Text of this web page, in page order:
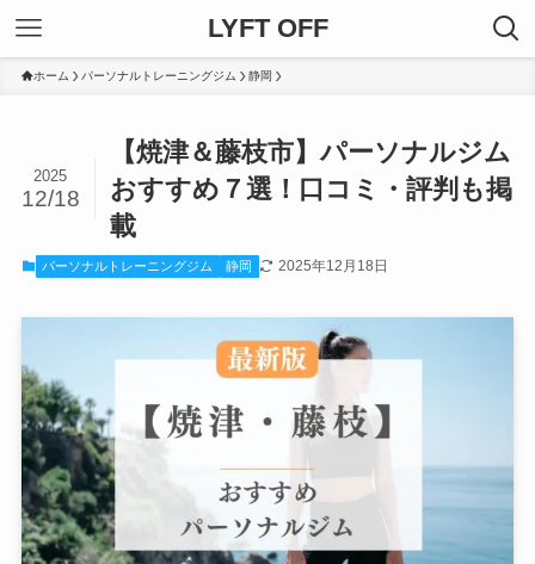
LYFT OFF
ホーム パーソナルトレーニングジム 静岡
【焼津＆藤枝市】パーソナルジム
おすすめ７選！口コミ・評判も掲
載
2025
12/18
パーソナルトレーニングジム 静岡 2025年12月18日